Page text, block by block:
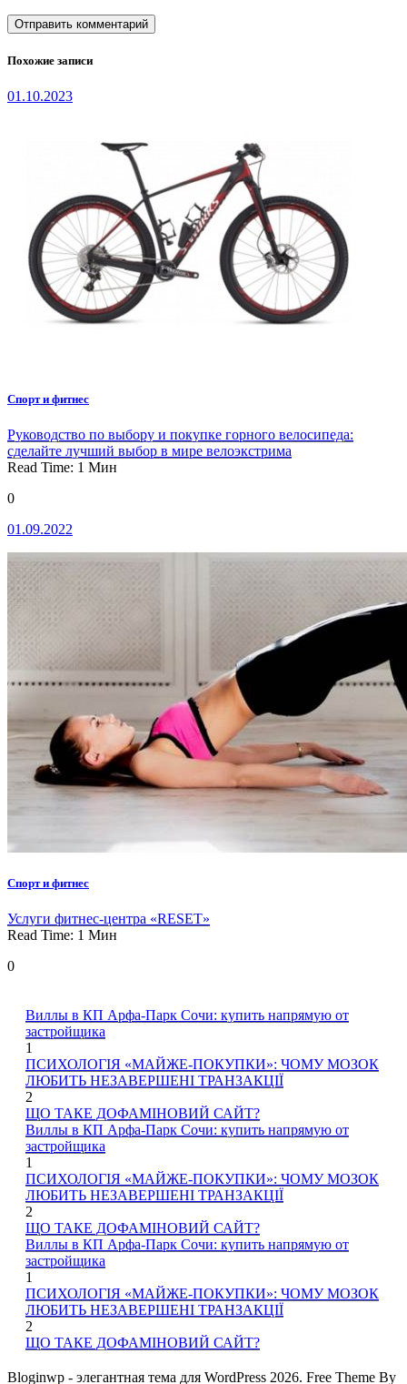
Похожие записи
01.10.2023
Спорт и фитнес
Руководство по выбору и покупке горного велосипеда:
сделайте лучший выбор в мире велоэкстрима
Read Time: 1 Мин
0
01.09.2022
Спорт и фитнес
Услуги фитнес-центра «RESET»
Read Time: 1 Мин
0
Виллы в КП Арфа-Парк Сочи: купить напрямую от
застройщика
1
ПСИХОЛОГІЯ «МАЙЖЕ-ПОКУПКИ»: ЧОМУ МОЗОК
ЛЮБИТЬ НЕЗАВЕРШЕНІ ТРАНЗАКЦІЇ
2
ЩО ТАКЕ ДОФАМІНОВИЙ САЙТ?
Виллы в КП Арфа-Парк Сочи: купить напрямую от
застройщика
1
ПСИХОЛОГІЯ «МАЙЖЕ-ПОКУПКИ»: ЧОМУ МОЗОК
ЛЮБИТЬ НЕЗАВЕРШЕНІ ТРАНЗАКЦІЇ
2
ЩО ТАКЕ ДОФАМІНОВИЙ САЙТ?
Виллы в КП Арфа-Парк Сочи: купить напрямую от
застройщика
1
ПСИХОЛОГІЯ «МАЙЖЕ-ПОКУПКИ»: ЧОМУ МОЗОК
ЛЮБИТЬ НЕЗАВЕРШЕНІ ТРАНЗАКЦІЇ
2
ЩО ТАКЕ ДОФАМІНОВИЙ САЙТ?
Bloginwp - элегантная тема для WordPress 2026. Free Theme By